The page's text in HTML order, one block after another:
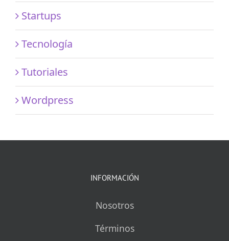
Startups
Tecnología
Tutoriales
Wordpress
INFORMACIÓN
Nosotros
Términos